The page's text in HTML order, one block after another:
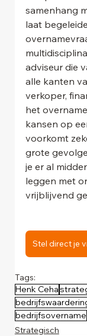
samenhang
laat
adviseur die
alle kanten
verkoper,
het
kansen op
voorkomt
grote
je er al
leggen met
vrijblijvend
Stel direct je
Tags:
Henk Ceha
bedrijfsovername
Strategisch